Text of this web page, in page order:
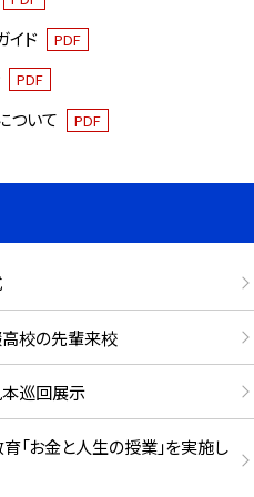
イド PDF
PDF
ついて PDF
校の先輩来校
巡回展示
「お金と人生の授業」を実施し